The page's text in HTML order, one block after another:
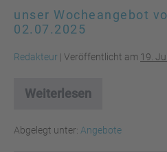
unser Wocheangebot
02.07.2025
Redakteur | Veröffentlicht am 19.
Weiterlesen
unser
vom
26.06.
Abgelegt unter: Angebote